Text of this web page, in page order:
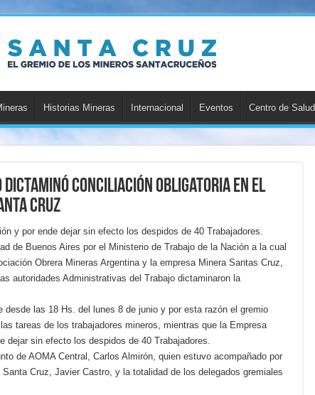
Historias Mineras Internacional Eventos Centro de Salud
Conciliación Obligatoria en el
Cruz
y por ende dejar sin efecto los despidos de 40 Trabajadores.
de Buenos Aires por el Ministerio de Trabajo de la Nación a la cual
Obrera Mineras Argentina y la empresa Minera Santas Cruz,
autoridades Administrativas del Trabajo dictaminaron la
desde las 18 Hs. del lunes 8 de junio y por esta razón el gremio
tareas de los trabajadores mineros, mientras que la Empresa
dejar sin efecto los despidos de 40 Trabajadores.
de AOMA Central, Carlos Almirón, quien estuvo acompañado por
Cruz, Javier Castro, y la totalidad de los delegados gremiales